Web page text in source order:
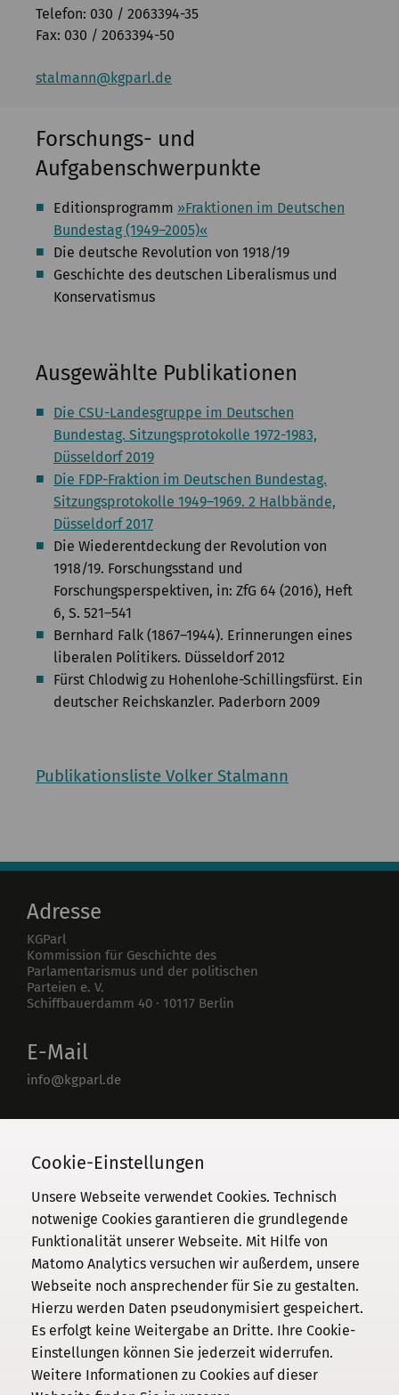
Telefon: 030 / 2063394-35
Fax: 030 / 2063394-50
stalmann@kgparl.de
Forschungs- und
Aufgabenschwerpunkte
Editionsprogramm »Fraktionen im Deutschen
Bundestag (1949–2005)«
Die deutsche Revolution von 1918/19
Geschichte des deutschen Liberalismus und
Konservatismus
Ausgewählte Publikationen
Die CSU-Landesgruppe im Deutschen
Bundestag. Sitzungsprotokolle 1972-1983,
Düsseldorf 2019
Die FDP-Fraktion im Deutschen Bundestag.
Sitzungsprotokolle 1949–1969. 2 Halbbände,
Düsseldorf 2017
Die Wiederentdeckung der Revolution von
1918/19. Forschungsstand und
Forschungsperspektiven, in: ZfG 64 (2016), Heft
6, S. 521–541
Bernhard Falk (1867–1944). Erinnerungen eines
liberalen Politikers. Düsseldorf 2012
Fürst Chlodwig zu Hohenlohe-Schillingsfürst. Ein
deutscher Reichskanzler. Paderborn 2009
Publikationsliste Volker Stalmann
Adresse
KGParl
Kommission für Geschichte des
Parlamentarismus und der politischen
Parteien e. V.
Schiffbauerdamm 40 · 10117 Berlin
E-Mail
info@kgparl.de
030 / 206 33 94-0
Kommission
Institut
Forschung
Publikationen
Datenschutz
Cookie-Einstellungen
Unsere Webseite verwendet Cookies. Technisch
notwenige Cookies garantieren die grundlegende
Funktionalität unserer Webseite. Mit Hilfe von
Matomo Analytics versuchen wir außerdem, unsere
Webseite noch ansprechender für Sie zu gestalten.
Hierzu werden Daten pseudonymisiert gespeichert.
Es erfolgt keine Weitergabe an Dritte. Ihre Cookie-
Einstellungen können Sie jederzeit widerrufen.
Weitere Informationen zu Cookies auf dieser